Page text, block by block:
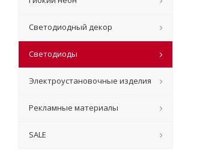
Светодиодный декор
Светодиоды
Электроустановочные изделия
Рекламные материалы
SALE